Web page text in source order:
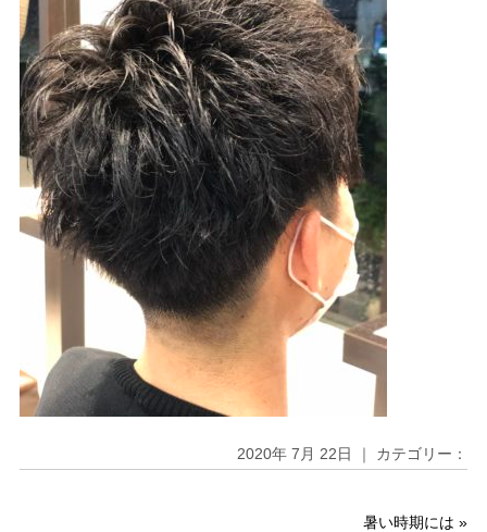
2020年 7月 22日 ｜ カテゴリー：
暑い時期には »